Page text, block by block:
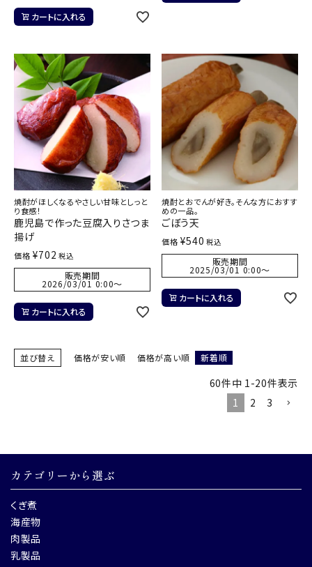
カートに入れる
焼酎がほしくなるやさしい甘味としっと
り食感！
鹿児島で作った豆腐入りさつま
揚げ
価格 ¥702 税込
販売期間
2026/03/01 0:00〜
カートに入れる
焼酎とおでんが好き。そんな方におすす
めの一品。
ごぼう天
価格 ¥540 税込
販売期間
2025/03/01 0:00〜
カートに入れる
並び替え 価格が安い順 価格が高い順 新着順
60件中 1 -20件表示
1
2 3
カテゴリーから選ぶ
くぎ煮
海産物
肉製品
乳製品